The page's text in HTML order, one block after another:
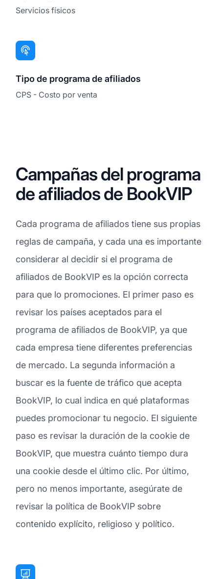
Servicios físicos
Tipo de programa de afiliados
CPS - Costo por venta
Campañas del programa
de afiliados de BookVIP
Cada programa de afiliados tiene sus propias
reglas de campaña, y cada una es importante
considerar al decidir si el programa de
afiliados de BookVIP es la opción correcta
para que lo promociones. El primer paso es
revisar los países aceptados para el
programa de afiliados de BookVIP, ya que
cada empresa tiene diferentes preferencias
de mercado. La segunda información a
buscar es la fuente de tráfico que acepta
BookVIP, lo cual indica en qué plataformas
puedes promocionar tu negocio. El siguiente
paso es revisar la duración de la cookie de
BookVIP, que muestra cuánto tiempo dura
una cookie desde el último clic. Por último,
pero no menos importante, asegúrate de
revisar la política de BookVIP sobre
contenido explícito, religioso y político.